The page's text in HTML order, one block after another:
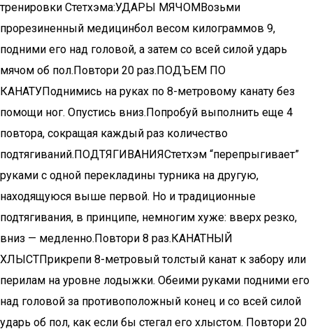
тренировки Стетхэма:УДАРЫ МЯЧОМВозьми
прорезиненный медицинбол весом килограммов 9,
подними его над головой, а затем со всей силой ударь
мячом об пол.Повтори 20 раз.ПОДЪЕМ ПО
КАНАТУПоднимись на руках по 8-метровому канату без
помощи ног. Опустись вниз.Попробуй выполнить еще 4
повтора, сокращая каждый раз количество
подтягиваний.ПОДТЯГИВАНИЯСтетхэм “перепрыгивает”
руками с одной перекладины турника на другую,
находящуюся выше первой. Но и традиционные
подтягивания, в принципе, немногим хуже: вверх резко,
вниз — медленно.Повтори 8 раз.КАНАТНЫЙ
ХЛЫСТПрикрепи 8-метровый толстый канат к забору или
перилам на уровне лодыжки. Обеими руками подними его
над головой за противоположный конец и со всей силой
ударь об пол, как если бы стегал его хлыстом. Повтори 20